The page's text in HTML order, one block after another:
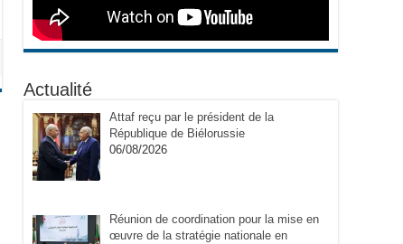
Actualité
Attaf reçu par le président de la
République de Biélorussie
06/08/2026
Réunion de coordination pour la mise en
œuvre de la stratégie nationale en